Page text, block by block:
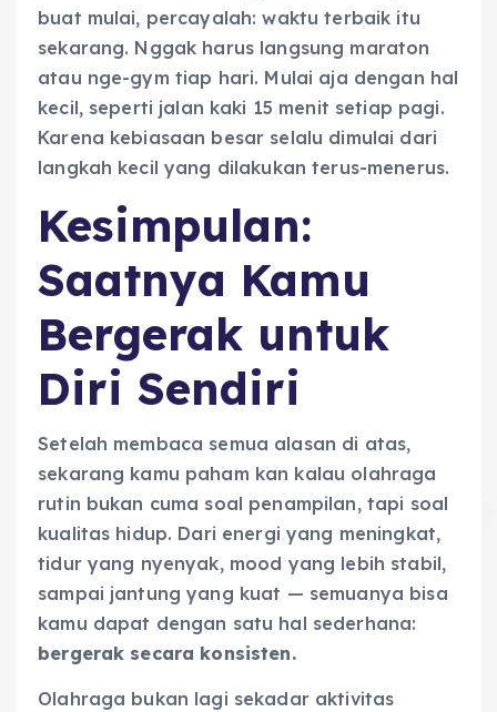
buat mulai, percayalah: waktu terbaik itu
sekarang. Nggak harus langsung maraton
atau nge-gym tiap hari. Mulai aja dengan hal
kecil, seperti jalan kaki 15 menit setiap pagi.
Karena kebiasaan besar selalu dimulai dari
langkah kecil yang dilakukan terus-menerus.
Kesimpulan:
Saatnya Kamu
Bergerak untuk
Diri Sendiri
Setelah membaca semua alasan di atas,
sekarang kamu paham kan kalau olahraga
rutin bukan cuma soal penampilan, tapi soal
kualitas hidup. Dari energi yang meningkat,
tidur yang nyenyak, mood yang lebih stabil,
sampai jantung yang kuat — semuanya bisa
kamu dapat dengan satu hal sederhana:
bergerak secara konsisten.
Olahraga bukan lagi sekadar aktivitas